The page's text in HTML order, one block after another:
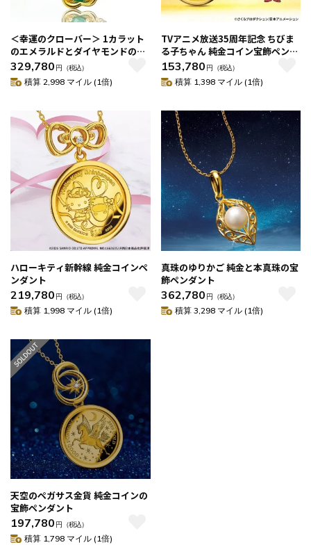
＜幸運のクローバー＞ 1カラット
のエメラルドとダイヤモンドの18
金宝飾ペンダント
329,780 円 （税込）
積算 2,998 マイル (1倍)
TVアニメ放送35周年記念 ちびま
る子ちゃん 純金コイン宝飾ペンダ
ント
153,780 円 （税込）
積算 1,398 マイル (1倍)
ハローキティ新幹線 純金コインペ
ンダント
219,780 円 （税込）
積算 1,998 マイル (1倍)
真珠のゆりかご 純金と本真珠の宝
飾ペンダント
362,780 円 （税込）
積算 3,298 マイル (1倍)
天空のペガサス金貨 純金コインの
宝飾ペンダント
197,780 円 （税込）
積算 1,798 マイル (1倍)